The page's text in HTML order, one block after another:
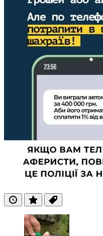
ОстанніПопулярні
Теги